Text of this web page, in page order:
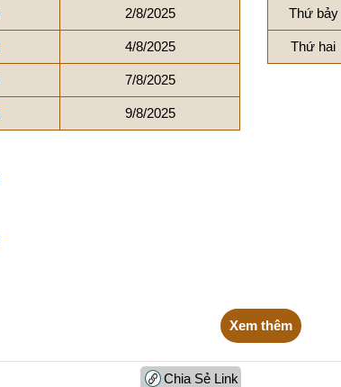
2/8/2025
4/8/2025
7/8/2025
9/8/2025
Thứ bảy
Thứ hai
Xem thêm
Chia Sẻ Link